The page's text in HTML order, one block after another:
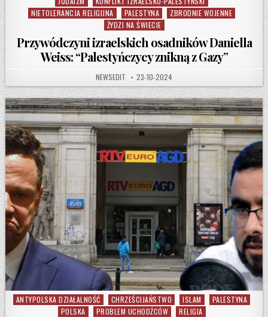
NIETOLERANCJA RELIGIJNA
PALESTYNA
ZBRODNIE WOJENNE
ŻYDZI NA ŚWIECIE
Przywódczyni izraelskich osadników Daniella
Weiss: “Palestyńczycy znikną z Gazy”
AUTHOR:
NEWSEDIT PUBLISHED DATE:
23-10-2024
Posted in
ANTYPOLSKA DZIAŁALNOŚĆ CHRZEŚCIJAŃSTWO ISLAM
PALESTYNA
POLSKA
PROBLEM UCHODŹCÓW
RELIGIA